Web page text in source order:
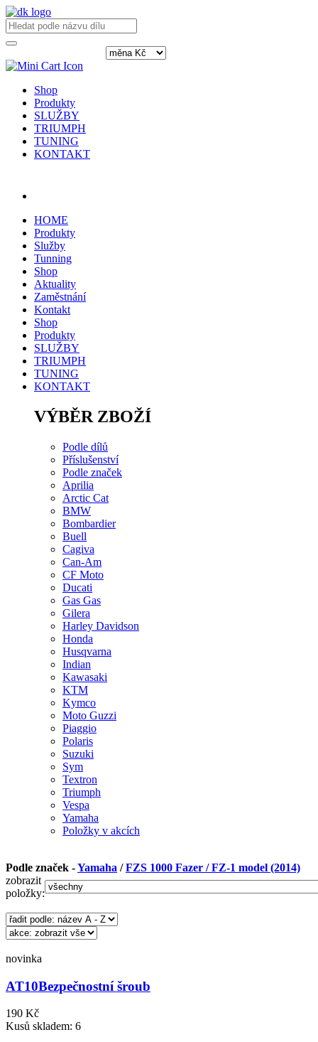
Shop
Produkty
SLUŽBY
TRIUMPH
TUNING
KONTAKT
HOME
Produkty
Služby
Tunning
Shop
Aktuality
Zaměstnání
Kontakt
Shop
Produkty
SLUŽBY
TRIUMPH
TUNING
KONTAKT
VÝBĚR ZBOŽÍ
Podle dílů
Příslušenství
Podle značek
Aprilia
Arctic Cat
BMW
Bombardier
Buell
Cagiva
Can-Am
CF Moto
Ducati
Gas Gas
Gilera
Harley Davidson
Honda
Husqvarna
Indian
Kawasaki
KTM
Kymco
Moto Guzzi
Piaggio
Polaris
Suzuki
Sym
Textron
Triumph
Vespa
Yamaha
Položky v akcích
Podle značek -Yamaha /FZS 1000 Fazer / FZ-1 model (2014)
zobrazit
položky:
novinka
AT10Bezpečnostní šroub
190 Kč
Kusů skladem: 6